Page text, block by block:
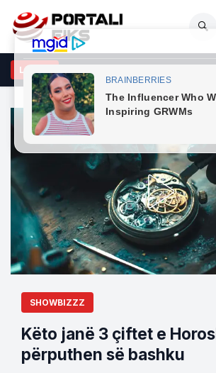
🔍
LAJME
i ri: Vaji i peshkut mund të mos jetë
SHOWBIZZZ
Këto janë 3 çiftet e
përputhen së bashku